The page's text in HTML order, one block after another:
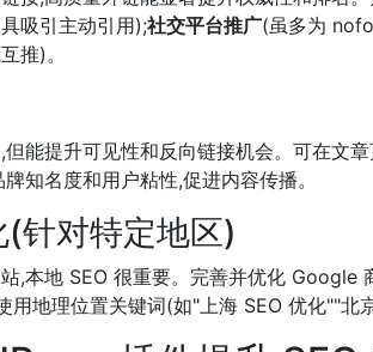
吸引主动引用);社交平台推广(虽多为
推)。
能提升可见性和反向链接机会。可在文
知名度和用户粘性,促进内容传播。
针对特定地区)
,本地 SEO 很重要。完善并优化 Google
用地理位置关键词(如"上海 SEO 优化""北